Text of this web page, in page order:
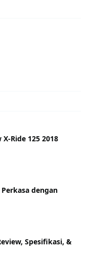
Ride 125 2018
Perkasa dengan
Spesifikasi, &